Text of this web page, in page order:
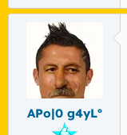
APo|0 g4yLº